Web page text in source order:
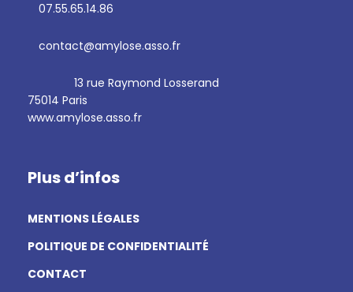
07.55.65.14.86
contact@amylose.asso.fr
13 rue Raymond Losserand
75014 Paris
www.amylose.asso.fr
Plus d’infos
MENTIONS LÉGALES
POLITIQUE DE CONFIDENTIALITÉ
CONTACT